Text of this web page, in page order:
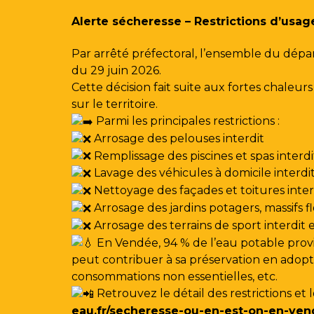
Alerte sécheresse – Restrictions
Par arrêté préfectoral, l’ensemble du
du 29 juin 2026.
Cette décision fait suite aux fortes
sur le territoire.
Parmi les principales restrictions :
Arrosage des pelouses interdit
Remplissage des piscines et spas
Lavage des véhicules à domicile interdit
Nettoyage des façades et toitures
Arrosage des jardins potagers,
Arrosage des terrains de sport interdit
En Vendée, 94 % de l’eau potable
peut contribuer à sa préservation en
consommations non essentielles, etc.
Retrouvez le détail des restrictions et
eau.fr/secheresse-ou-en-est-on-en-